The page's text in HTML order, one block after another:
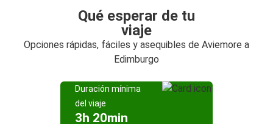
Qué esperar de tu
viaje
Opciones rápidas, fáciles y asequibles de Aviemore a
Edimburgo
Duración mínima
del viaje
3h 20min